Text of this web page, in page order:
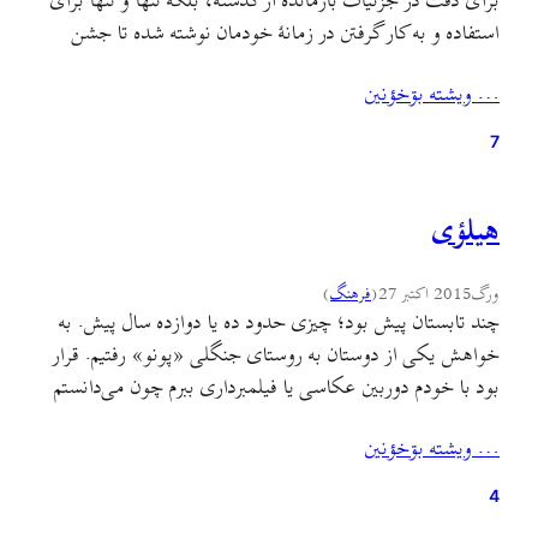
استفاده و به کار گرفتن در زمانهٔ خودمان نوشته شده تا جشن
برای دور هم جمع شدن و شاد بودن…
… ويشته بۊخؤنين
7
هیلؤی
ورگ2015 اکتبر 27 (فرهنگ)
چند تابستان پیش بود؛ چیزی حدود ده یا دوازده سال پیش. به
خواهش یکی از دوستان به روستای جنگلی «پونو» رفتیم. قرار
بود با خودم دوربین عکاسی یا فیلمبرداری ببرم چون می‌دانستم
عزم رفتن کردم و البته آن‌قدر هم بی‌مناسبت نبود رفتن بنده…
… ويشته بۊخؤنين
4